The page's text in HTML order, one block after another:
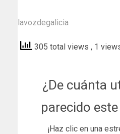
lavozdegalicia
305 total views , 1
¿De cuánta
parecido
¡Haz clic en una